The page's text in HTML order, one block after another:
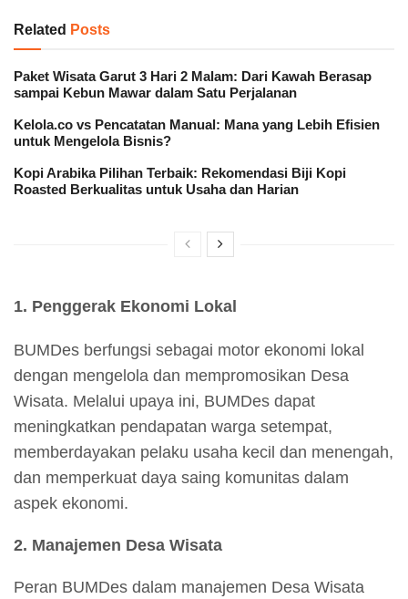
Related Posts
Paket Wisata Garut 3 Hari 2 Malam: Dari Kawah Berasap
sampai Kebun Mawar dalam Satu Perjalanan
Kelola.co vs Pencatatan Manual: Mana yang Lebih Efisien
untuk Mengelola Bisnis?
Kopi Arabika Pilihan Terbaik: Rekomendasi Biji Kopi
Roasted Berkualitas untuk Usaha dan Harian
1. Penggerak Ekonomi Lokal
BUMDes berfungsi sebagai motor ekonomi lokal
dengan mengelola dan mempromosikan Desa
Wisata. Melalui upaya ini, BUMDes dapat
meningkatkan pendapatan warga setempat,
memberdayakan pelaku usaha kecil dan menengah,
dan memperkuat daya saing komunitas dalam
aspek ekonomi.
2. Manajemen Desa Wisata
Peran BUMDes dalam manajemen Desa Wisata